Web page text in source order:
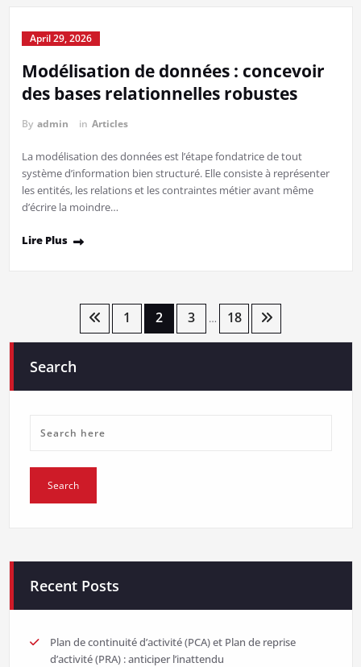
April 29, 2026
Modélisation de données : concevoir
des bases relationnelles robustes
By admin in Articles
La modélisation des données est l’étape fondatrice de tout
système d’information bien structuré. Elle consiste à représenter
les entités, les relations et les contraintes métier avant même
d’écrire la moindre…
Lire Plus
pagination
1 2 3 … 18
Search
Recent Posts
Plan de continuité d’activité (PCA) et Plan de reprise
d’activité (PRA) : anticiper l’inattendu